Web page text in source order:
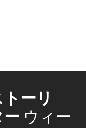
ーリ
ウィー